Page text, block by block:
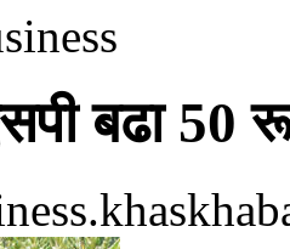
बढा 50